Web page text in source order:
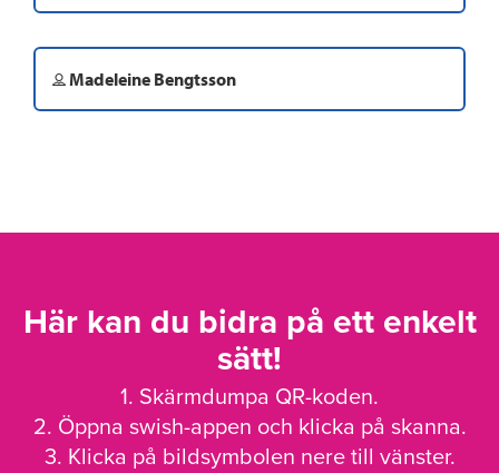
Madeleine Bengtsson
Här kan du bidra på ett enkelt
sätt!
1. Skärmdumpa QR-koden.
2. Öppna swish-appen och klicka på skanna.
3. Klicka på bildsymbolen nere till vänster.